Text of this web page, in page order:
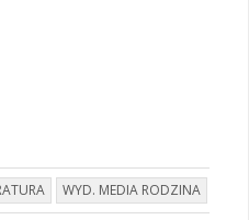
WYD. MEDIA RODZINA